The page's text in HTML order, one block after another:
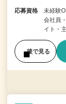
応募資格
未経験
会社員
イト・
後で見る